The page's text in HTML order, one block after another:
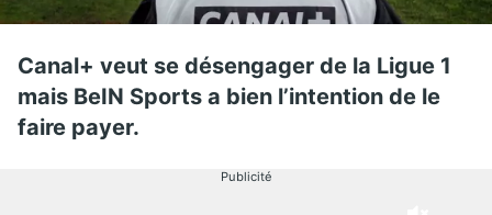
Canal+ veut se désengager de la Ligue 1
mais BeIN Sports a bien l’intention de le
faire payer.
Publicité